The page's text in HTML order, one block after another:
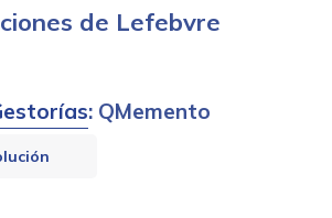
de Lefebvre
: QMemento